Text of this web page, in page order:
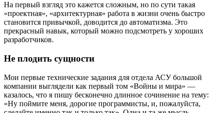
На первый взгляд это кажется сложным, но по сути такая
«проектная», «архитектурная» работа в жизни очень быстро
становится привычкой, доводится до автоматизма. Это
прекрасный навык, который можно подсмотреть у хороших
разработчиков.
Не плодить сущности
Мои первые технические задания для отдела АСУ большой
компании выглядели как первый том «Войны и мира» —
казалось, что я пишу бесконечно длинное сочинение на тему:
«Ну поймите меня, дорогие программисты, и, пожалуйста,